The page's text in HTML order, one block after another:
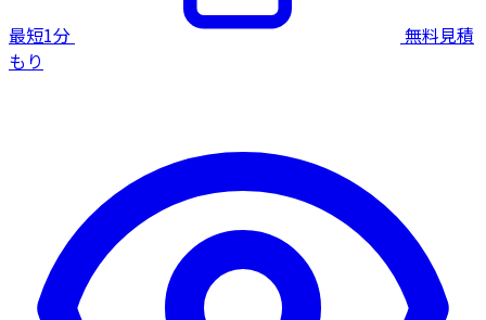
最短1分
無料見積
もり